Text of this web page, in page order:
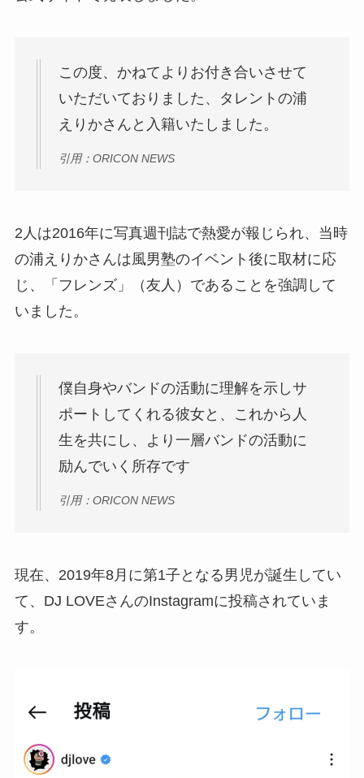
この度、かねてよりお付き合いさせて
いただいておりました、タレントの浦
えりかさんと入籍いたしました。
引用：ORICON NEWS
2人は2016年に写真週刊誌で熱愛が報じられ、当時
の浦えりかさんは風男塾のイベント後に取材に応
じ、「フレンズ」（友人）であることを強調して
いました。
僕自身やバンドの活動に理解を示しサ
ポートしてくれる彼女と、これから人
生を共にし、より一層バンドの活動に
励んでいく所存です
引用：ORICON NEWS
現在、2019年8月に第1子となる男児が誕生してい
て、DJ LOVEさんのInstagramに投稿されていま
す。